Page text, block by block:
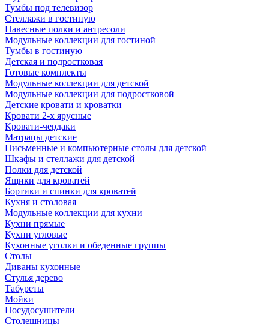
Тумбы под телевизор
Стеллажи в гостиную
Навесные полки и антресоли
Модульные коллекции для гостиной
Тумбы в гостиную
Детская и подростковая
Готовые комплекты
Модульные коллекции для детской
Модульные коллекции для подростковой
Детские кровати и кроватки
Кровати 2-х ярусные
Кровати-чердаки
Матрацы детские
Письменные и компьютерные столы для детской
Шкафы и стеллажи для детской
Полки для детской
Ящики для кроватей
Бортики и спинки для кроватей
Кухня и столовая
Модульные коллекции для кухни
Кухни прямые
Кухни угловые
Кухонные уголки и обеденные группы
Столы
Диваны кухонные
Стулья дерево
Табуреты
Мойки
Посудосушители
Столешницы